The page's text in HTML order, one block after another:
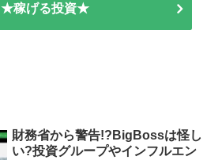
★稼げる投資★
財務省から警告!?BigBossは怪し
い?投資グループやインフルエン